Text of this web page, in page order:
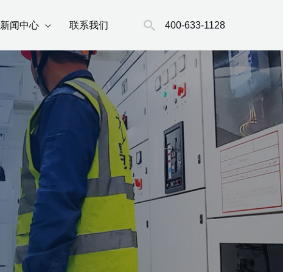
新闻中心 联系我们
搜
索
400-633-1128